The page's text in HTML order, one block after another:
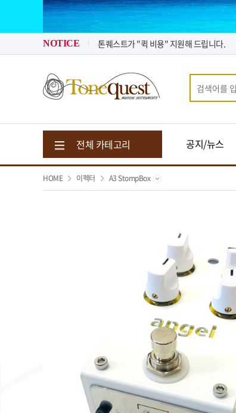
NOTICE
2026년 07월 뉴스 & 입고 소식
톤퀘스트가 "퀵 비용" 지원해 드립니다.
전체 카테고리 공지/뉴스
HOME 이펙터 A3 StompBox